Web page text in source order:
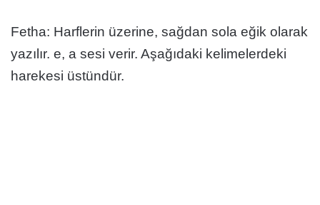
Fetha: Harflerin üzerine, sağdan sola eğik olarak
yazılır. e, a sesi verir. Aşağıdaki kelimelerdeki
harekesi üstündür.